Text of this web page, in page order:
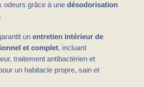
odeurs grâce à une désodorisation
un entretien intérieur de
et complet, incluant
traitement antibactérien et
un habitacle propre, sain et